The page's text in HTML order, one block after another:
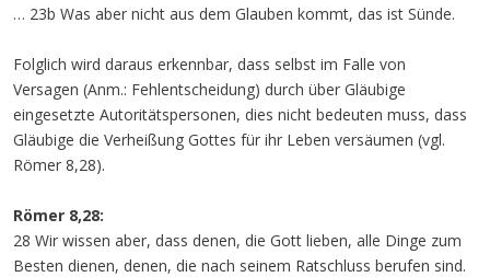
… 23b Was aber nicht aus dem Glauben kommt, das ist Sünde.
Folglich wird daraus erkennbar, dass selbst im Falle von
Versagen (Anm.: Fehlentscheidung) durch über Gläubige
eingesetzte Autoritätspersonen, dies nicht bedeuten muss, dass
Gläubige die Verheißung Gottes für ihr Leben versäumen (vgl.
Römer 8,28).
Römer 8,28:
28 Wir wissen aber, dass denen, die Gott lieben, alle Dinge zum
Besten dienen, denen, die nach seinem Ratschluss berufen sind.